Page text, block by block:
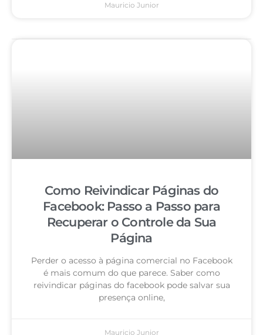
Mauricio Junior
Como Reivindicar Páginas do
Facebook: Passo a Passo para
Recuperar o Controle da Sua
Página
Perder o acesso à página comercial no Facebook
é mais comum do que parece. Saber como
reivindicar páginas do facebook pode salvar sua
presença online,
Mauricio Junior